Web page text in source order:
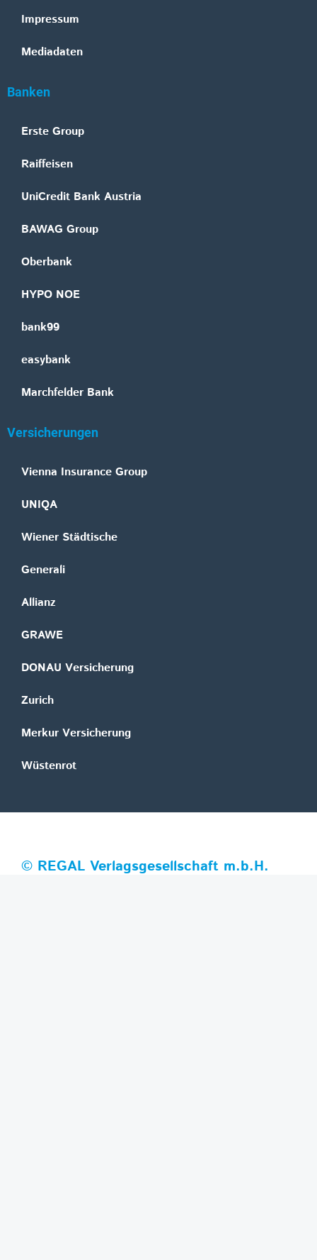
Impressum
Mediadaten
Banken
Erste Group
Raiffeisen
UniCredit Bank Austria
BAWAG Group
Oberbank
HYPO NOE
bank99
easybank
Marchfelder Bank
Versicherungen
Vienna Insurance Group
UNIQA
Wiener Städtische
Generali
Allianz
GRAWE
DONAU Versicherung
Zurich
Merkur Versicherung
Wüstenrot
© REGAL Verlagsgesellschaft m.b.H.